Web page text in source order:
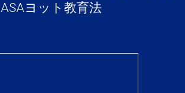
ASAヨット教育法